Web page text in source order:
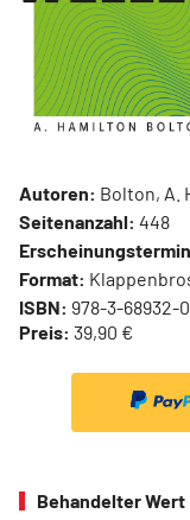
Autoren: Bolton, A.
Seitenanzahl: 448
Format:
ISBN: 978-3-68932-
Preis: 39,90 €
Behandelter Wert